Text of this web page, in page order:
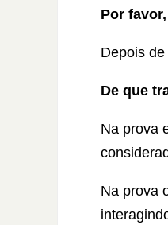
Por
Depois
De que
Na prova
Na prova